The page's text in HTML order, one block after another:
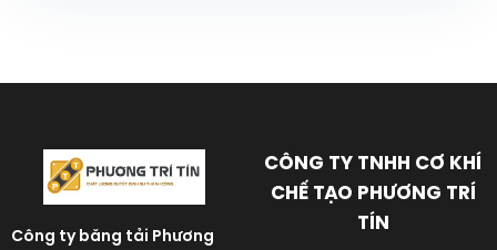
Công ty băng tải Phương
CÔNG TY TNHH CƠ KHÍ
CHẾ TẠO PHƯƠNG TRÍ
TÍN